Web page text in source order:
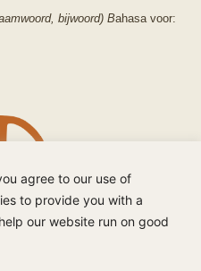
agree to our use of
to provide you with a
our website run on good
bijwoord) Bahasa voor: